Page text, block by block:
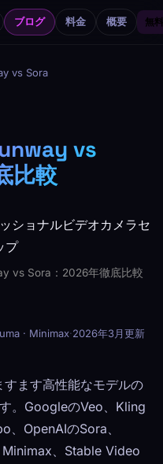
ブログ 料金 概要 無
vs Sora
vs
比較
vs Sora：2026年徹底比較
· Minimax·2026年3月更新
ます高性能なモデルの
。GoogleのVeo、Kling
OpenAIのSora、
、Stable Video